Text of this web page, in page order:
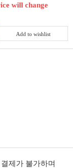
will change
Add to wishlist
제가 불가하며